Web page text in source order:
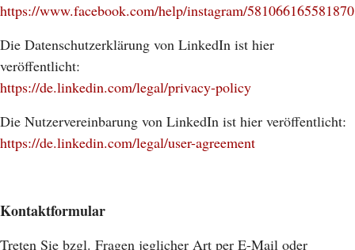
https://www.facebook.com/help/instagram/581066165581870
Die Datenschutzerklärung von LinkedIn ist hier
veröffentlicht:
https://de.linkedin.com/legal/privacy-policy
Die Nutzervereinbarung von LinkedIn ist hier veröffentlicht:
https://de.linkedin.com/legal/user-agreement
Kontaktformular
Treten Sie bzgl. Fragen jeglicher Art per E-Mail oder